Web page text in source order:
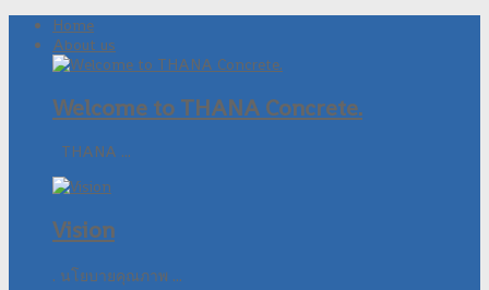
Home
About us
Welcome to THANA Concrete.
THANA ...
Vision
. นโยบายคุณภาพ ...